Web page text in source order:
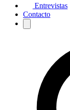
Entrevistas
Contacto